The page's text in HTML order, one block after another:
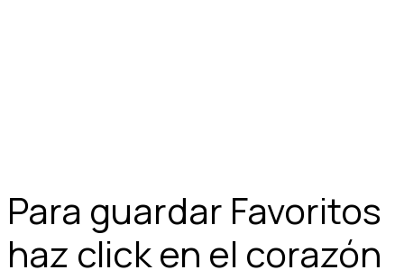
Para guardar Favoritos
haz click en el corazón